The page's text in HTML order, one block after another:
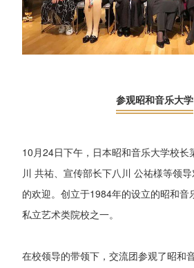
参观昭和音乐大学
10月24日下午，日本昭和音乐大学校长
川 共祐、宣传部长下八川 公祐様等领
的欢迎。创立于1984年的设立的昭和音
私立艺术类院校之一。
在校领导的带领下，交流团参观了昭和